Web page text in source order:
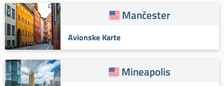
Mančester
Avionske Karte
Mineapolis